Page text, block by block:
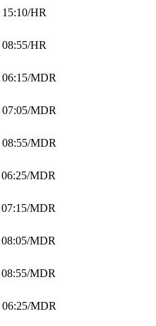
/HR
/HR
/MDR
/MDR
/MDR
/MDR
/MDR
/MDR
/MDR
/MDR